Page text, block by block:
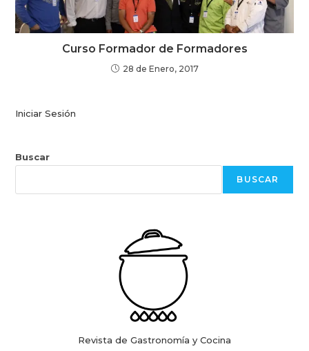
Curso Formador de Formadores
28 de Enero, 2017
Iniciar Sesión
Buscar
BUSCAR
Revista de Gastronomía y Cocina